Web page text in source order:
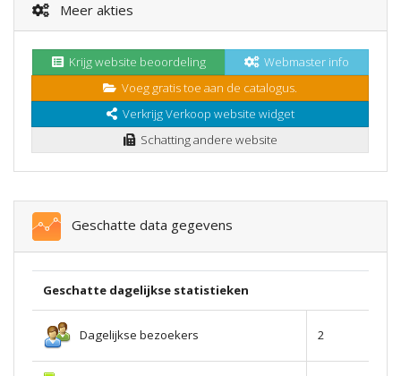
Meer akties
Krijg website beoordeling
Webmaster info
Voeg gratis toe aan de catalogus.
Verkrijg Verkoop website widget
Schatting andere website
Geschatte data gegevens
Geschatte dagelijkse statistieken
Dagelijkse bezoekers 2